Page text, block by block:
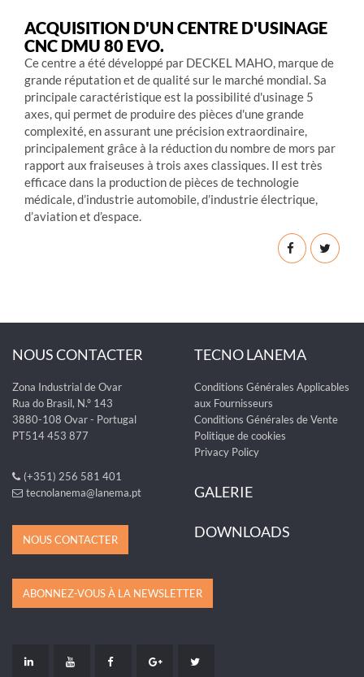
ACQUISITION D'UN CENTRE D'USINAGE
CNC DMU 80 EVO.
Ce centre a été développé par DECKEL MAHO, marque de
grande réputation et de qualité sur le marché mondial. Sa
principale caractéristique est la possibilité d'usinage 5
axes, qui permet de produire des pièces d'une grande
complexité, en assurant une précision extraordinaire,
principalement grâce à la réduction du nombre de mors par
rapport aux fraiseuses à trois axes classiques. Il est très
efficace dans la production de pièces de technologie
médicale, d’industrie automobile, d’industrie électrique,
d’aviation et d’espace.
NOUS CONTACTER
Zona Industrial de Ovar
Rua do Brasil, N.º 143
3880-108 Ovar - Portugal
PT514 453 877
(+351) 256 581 401
tecnolanema@lanema.pt
NOUS CONTACTER
TECNO LANEMA
Conditions Générales Applicables
aux Fournisseurs
Conditions Générales de Vente
Politique de cookies
Privacy Policy
GALERIE
DOWNLOADS
ABONNEZ-VOUS À LA NEWSLETTER